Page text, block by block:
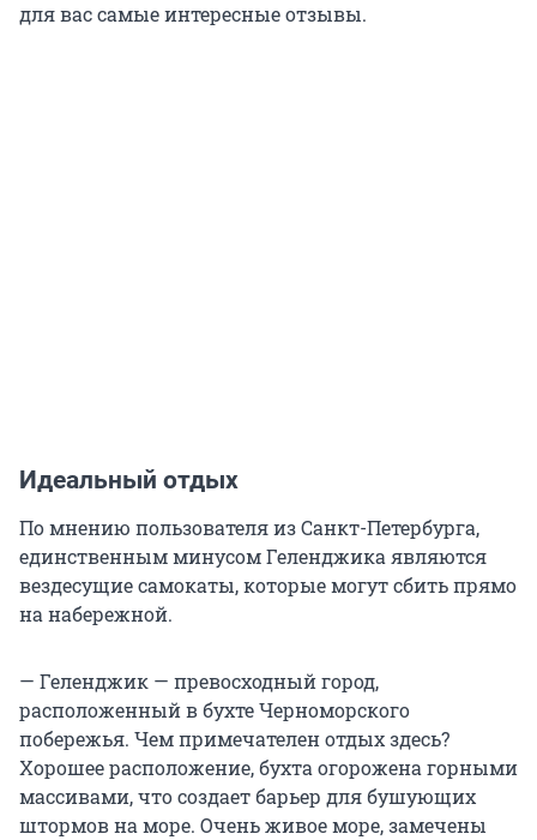
для вас самые интересные отзывы.
Идеальный отдых
По мнению пользователя из Санкт-Петербурга,
единственным минусом Геленджика являются
вездесущие самокаты, которые могут сбить прямо
на набережной.
— Геленджик — превосходный город,
расположенный в бухте Черноморского
побережья. Чем примечателен отдых здесь?
Хорошее расположение, бухта огорожена горными
массивами, что создает барьер для бушующих
штормов на море. Очень живое море, замечены